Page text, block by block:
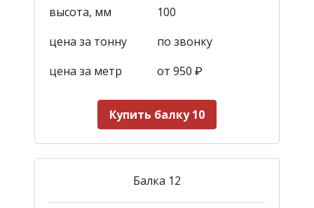
высота, мм
100
цена за тонну
по звонку
цена за метр
от 950 ₽
Купить балку 10
Балка 12